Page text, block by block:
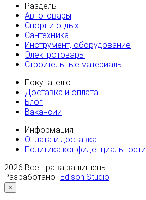
Разделы
Автотовары
Спорт и отдых
Сантехника
Инструмент, оборудование
Электротовары
Строительные материалы
Покупателю
Доставка и оплата
Блог
Вакансии
Информация
Оплата и доставка
Политика конфиденциальности
2026 Все права защищены
Разработано -Edison Studio
×